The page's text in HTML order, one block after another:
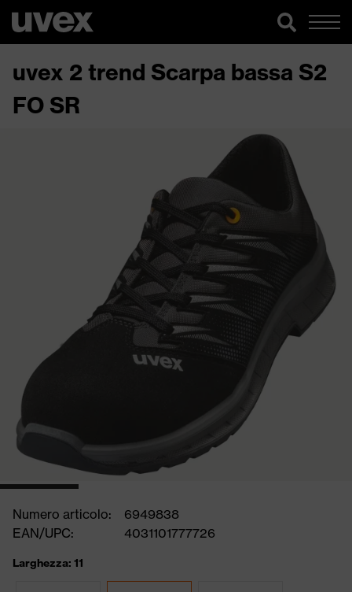
uvex 2 trend Scarpa bassa S2
FO SR
Numero articolo:
6949838
EAN/UPC:
4031101777726
Larghezza: 11